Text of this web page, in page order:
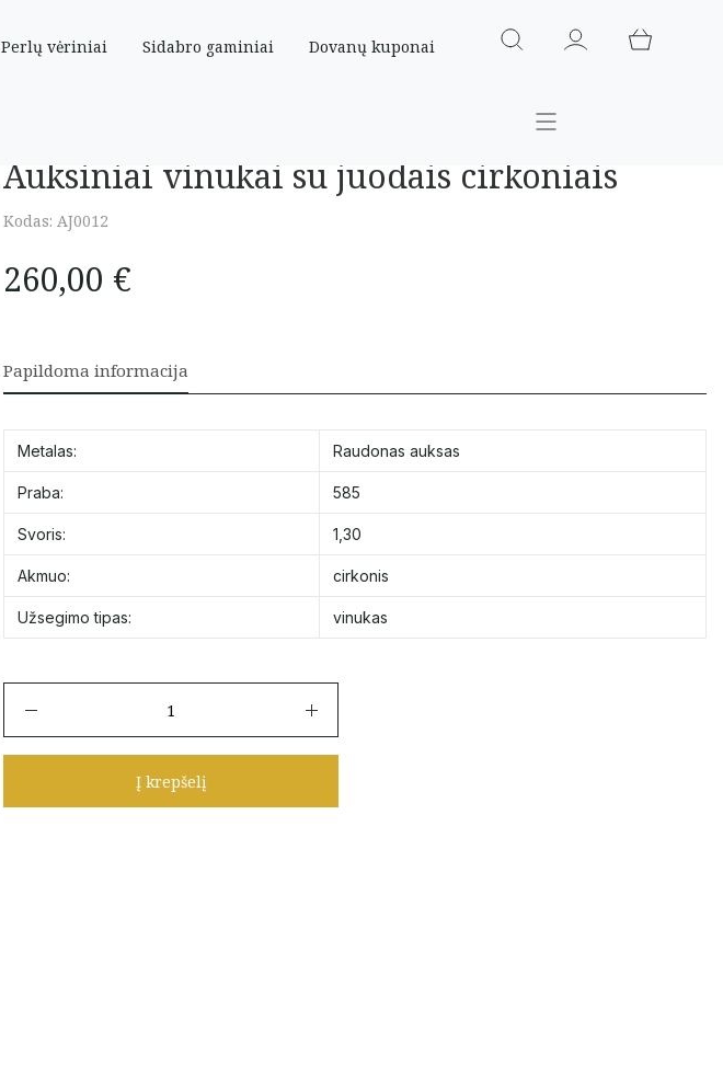
Perlų vėriniai Sidabro gaminiai Dovanų kuponai
Auksiniai vinukai su juodais cirkoniais
Kodas: AJ0012
260,00 €
Papildoma informacija
Metalas: Raudonas auksas
Praba: 585
Svoris: 1,30
Akmuo: cirkonis
Užsegimo tipas: vinukas
Auksiniai
juodais
Į krepšelį